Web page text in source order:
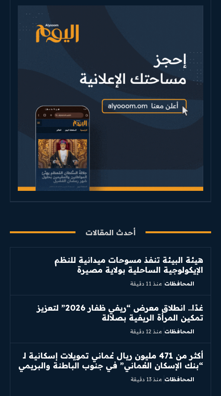
أحدث المقالات
هيئة البيئة تنفذ مسوحات ميدانية للنظم
الإيكولوجية الساحلية بولاية مصيرة
المحافظات منذ 11 دقيقة
غدًا.. انطلاق معرض “ريفي ظفار 2026” لتعزيز
تمكين المرأة الريفية بصلالة
المحافظات منذ 12 دقيقة
أكثر من 471 مليون ريال عُماني تمويلات إسكانية لـ
“بنك الإسكان العُماني” في جنوب الباطنة والبريمي
المحافظات منذ 13 دقيقة